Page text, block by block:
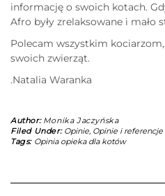
informację o swoich kotach.
Afro były zrelaksowane i mało
Polecam wszystkim
swoich zwierząt.
.Natalia Waranka
Author: Monika Jaczyńska
Filed Under: Opinie, Opinie i referencje
Tags: Opinia opieka dla kotów